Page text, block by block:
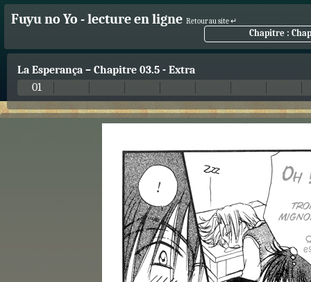
Fuyu no Yo - lecture en ligne Retour au site ↵
Chapitre :
La Esperança – Chapitre 03.5 - Extra
01